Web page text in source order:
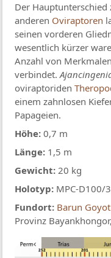
Der
anderen Oviraptoren
seinen vorderen
wesentlich kürzer
Anzahl von
verbindet.
oviraptoriden
einem zahnlosen
Papageien.
Höhe: 0,7 m
Länge: 1,5 m
Gewicht: 20 kg
Holotyp: MPC-D100/
Fundort: Barun
Provinz